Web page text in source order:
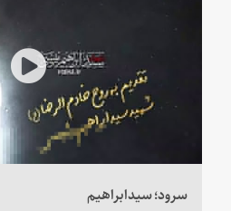
سرود؛ سیدابراهیم